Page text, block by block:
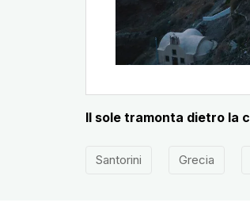
Il sole tramonta dietro la
Santorini Grecia